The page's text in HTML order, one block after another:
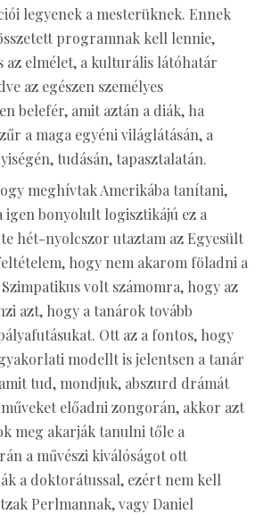
legyenek a mesterüknek. Ennek
programnak kell lennie,
az elmélet, a kulturális látóhatár
az egészen személyes
belefér, amit aztán a diák, ha
a maga egyéni világlátásán, a
tudásán, tapasztalatán.
meghívtak Amerikába tanítani,
bonyolult logisztikájú ez a
hét-nyolcszor utaztam az Egyesült
hogy nem akarom föladni a
volt számomra, hogy az
azt, hogy a tanárok tovább
Ott az a fontos, hogy
modellt is jelentsen a tanár
tud, mondjuk, abszurd drámát
előadni zongorán, akkor azt
meg akarják tanulni tőle a
a művészi kiválóságot ott
a doktorátussal, ezért nem kell
Perlmannak, vagy Daniel